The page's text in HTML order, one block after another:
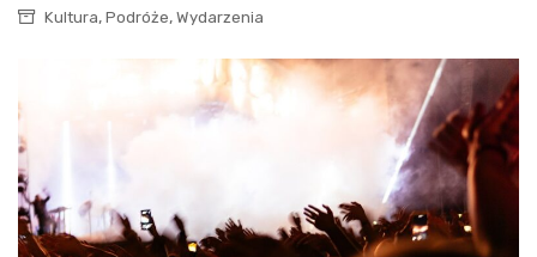
Kultura, Podróże, Wydarzenia